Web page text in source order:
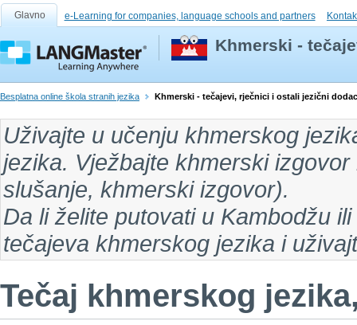
Glavno e-Learning for companies, language schools and partners
Khmerski -
Besplatna online škola stranih jezika Khmerski - tečajevi, rječnici i ostali jezični
Uživajte u učenju khmerskog
jezika. Vježbajte khmerski
slušanje, khmerski izgovor).
Da li želite putovati u Kambodžu
tečajeva khmerskog jezika i
Tečaj khmerskog